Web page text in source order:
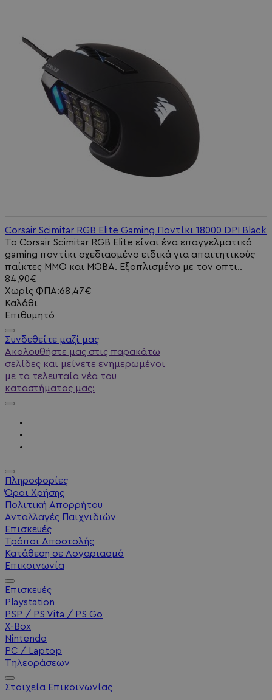
Corsair Scimitar RGB Elite Gaming Ποντίκι 18000 DPI Black
Το Corsair Scimitar RGB Elite είναι ένα επαγγελματικό
gaming ποντίκι σχεδιασμένο ειδικά για απαιτητικούς
παίκτες MMO και MOBA. Εξοπλισμένο με τον οπτι..
84,90€
Χωρίς ΦΠΑ:68,47€
Καλάθι
Επιθυμητό
Συνδεθείτε μαζί μας
Ακολουθήστε μας στις παρακάτω
σελίδες και μείνετε ενημερωμένοι
με τα τελευταία νέα του
καταστήματος μας:
Πληροφορίες
Όροι Χρήσης
Πολιτική Απορρήτου
Ανταλλαγές Παιχνιδιών
Επισκευές
Τρόποι Αποστολής
Κατάθεση σε Λογαριασμό
Επικοινωνία
Επισκευές
Playstation
PSP / PS Vita / PS Go
X-Box
Nintendo
PC / Laptop
Τηλεοράσεων
Στοιχεία Επικοινωνίας